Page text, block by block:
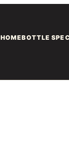
HOMEBOTTLE